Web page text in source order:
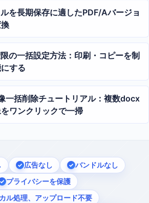
を長期保存に適したPDF/Aバージョ
の一括設定方法：印刷・コピーを制
する
一括削除チュートリアル：複数docx
ワンクリックで一掃
広告なし
バンドルなし
プライバシーを保護
ル処理、アップロード不要